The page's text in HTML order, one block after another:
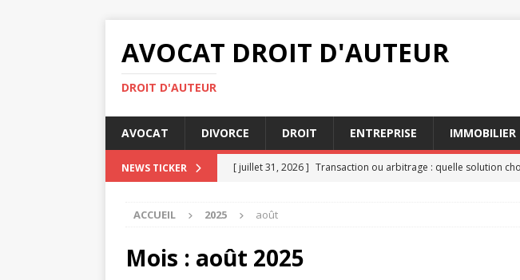
AVOCAT DROIT D'AUTEUR
DROIT D'AUTEUR
AVOCAT DIVORCE DROIT ENTREPRISE IMMOBILIER
NEWS TICKER [ juillet 31, 2026 ] Transaction ou arbitrage : quelle solution
[ juillet 27, 2026 ]
JURIDIQUE
ACCUEIL 2025 août
Mois : août 2025